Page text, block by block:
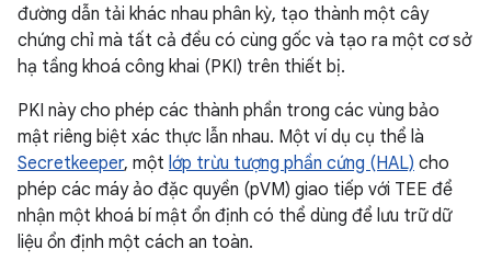
đường dẫn tải khác nhau phân kỳ, tạo thành một cây
chứng chỉ mà tất cả đều có cùng gốc và tạo ra một cơ sở
hạ tầng khoá công khai (PKI) trên thiết bị.
PKI này cho phép các thành phần trong các vùng bảo
mật riêng biệt xác thực lẫn nhau. Một ví dụ cụ thể là
Secretkeeper, một lớp trừu tượng phần cứng (HAL) cho
phép các máy ảo đặc quyền (pVM) giao tiếp với TEE để
nhận một khoá bí mật ổn định có thể dùng để lưu trữ dữ
liệu ổn định một cách an toàn.